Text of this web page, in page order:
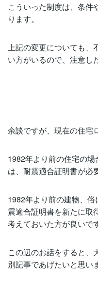
こういった制度は、条件
ります。
上記の変更についても、
い方がいるので、注意し
余談ですが、現在の住宅
1982年より前の住宅の
は、耐震適合証明書が必
1982年より前の建物、
震適合証明書を新たに取
考えておいた方が良いで
この辺のお話をすると、
別記事であげたいと思い